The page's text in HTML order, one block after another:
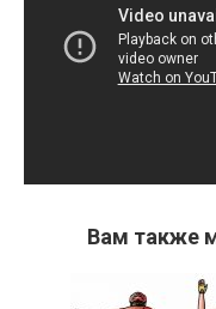
Вам также